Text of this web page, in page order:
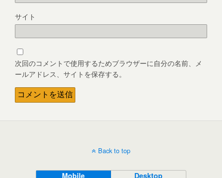
サイト
次回のコメントで使用するためブラウザーに自分の名前、メ
ールアドレス、サイトを保存する。
Back to top
Mobile Desktop